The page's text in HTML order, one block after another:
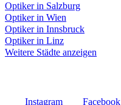
Optiker in Salzburg
Optiker in Wien
Optiker in Innsbruck
Optiker in Linz
Weitere Städte anzeigen
Instagram Facebook